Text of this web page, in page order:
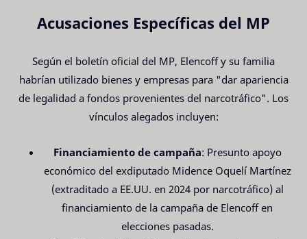
Acusaciones Específicas del MP
Según el boletín oficial del MP, Elencoff y su familia
habrían utilizado bienes y empresas para "dar apariencia
de legalidad a fondos provenientes del narcotráfico". Los
vínculos alegados incluyen:
Financiamiento de campaña: Presunto apoyo
económico del exdiputado Midence Oquelí Martínez
(extraditado a EE.UU. en 2024 por narcotráfico) al
financiamiento de la campaña de Elencoff en
elecciones pasadas.